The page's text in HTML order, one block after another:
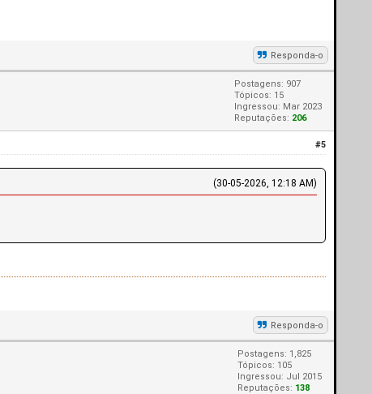
Responda-o
Postagens: 907
Tópicos: 15
Ingressou: Mar 2023
Reputações: 206
#5
(30-05-2026, 12:18 AM)
Responda-o
Postagens: 1,825
Tópicos: 105
Ingressou: Jul 2015
Reputações: 138